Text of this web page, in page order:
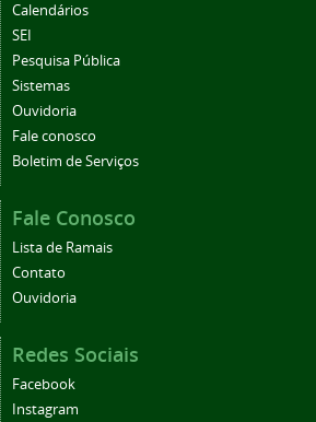
Calendários
SEI
Pesquisa Pública
Sistemas
Ouvidoria
Fale conosco
Boletim de Serviços
Fale Conosco
Lista de Ramais
Contato
Ouvidoria
Redes Sociais
Facebook
Instagram